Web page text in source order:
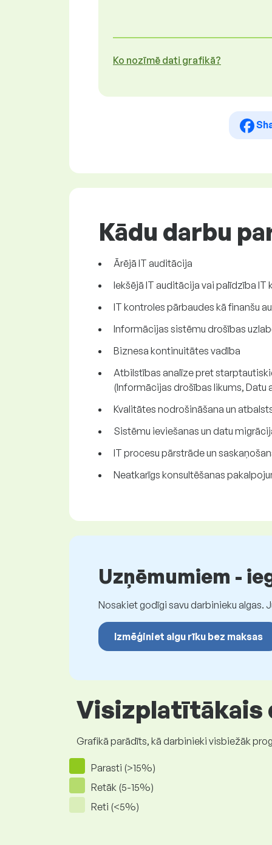
Ko nozīmē dati grafikā?
Kādu darbu
Ārējā IT auditācija
Iekšējā IT auditācija vai palīdzība IT
IT kontroles pārbaudes kā finanšu
Informācijas sistēmu drošības
Biznesa kontinuitātes vadība
Atbilstības analīze pret
(Informācijas drošības likums, Datu
Kvalitātes nodrošināšana un
Sistēmu ieviešanas un datu
IT procesu pārstrāde un
Neatkarīgs konsultēšanas
Uzņēmumiem -
Nosakiet godīgi savu darbinieku
Izmēģiniet algu rīku bez maksas
Visizplatītākais
Grafikā parādīts, kā darbinieki visbiežāk
Parasti (>15%)
Retāk (5-15%)
Reti (<5%)